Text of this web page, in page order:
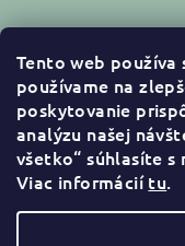
Tento web
používame na
poskytovanie
analýzu našej
všetko“ súhlasíte s
Viac informáciítu.
Kontakt
info@naturakid.sk
+421944638380